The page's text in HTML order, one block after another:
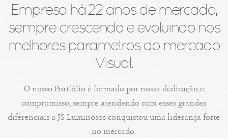
Empresa há 22 anos de mercado,
sempre crescendo e evoluindo nos
melhores parametros do mercado
Visual.
O nosso Portfólio é formado por nossa dedicação e
compromisso, sempre atendendo com esses grandes
diferenciais a JS Luminosos conquistou uma liderança forte
no mercado.